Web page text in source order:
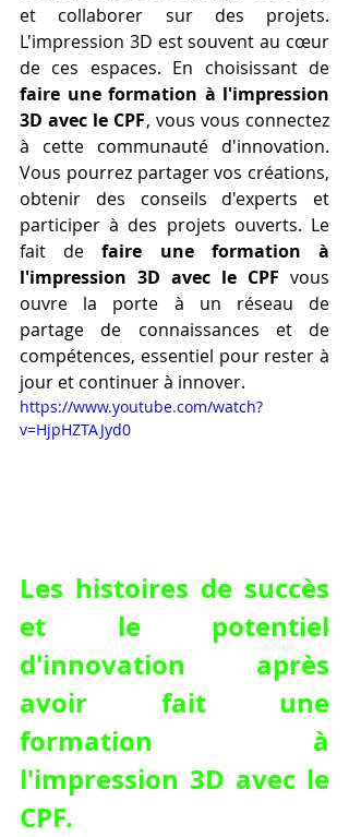
et collaborer sur des projets.
L'impression 3D est souvent au cœur
faire une formation à l'impression
3D avec le CPF, vous vous connectez
à cette communauté d'innovation.
Vous pourrez partager vos créations,
obtenir des conseils d'experts et
participer à des projets ouverts. Le
fait de faire une formation à
l'impression 3D avec le CPF vous
ouvre la porte à un réseau de
partage de connaissances et de
compétences, essentiel pour rester à
jour et continuer à innover.
https://www.youtube.com/watch?
v=HjpHZTAJyd0
Les histoires de succès
et le potentiel
d'innovation après
avoir fait une
formation à
l'impression 3D avec le
CPF.